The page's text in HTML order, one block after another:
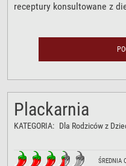
receptury konsultowane z
Plackarnia
KATEGORIA: Dla Rodziców z
ŚREDNIA